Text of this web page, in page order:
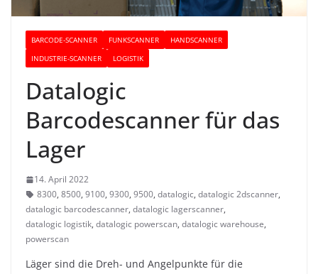
BARCODE-SCANNER FUNKSCANNER
HANDSCANNER
INDUSTRIE-SCANNER
LOGISTIK
Datalogic
Barcodescanner für das
Lager
14. April 2022
8300, 8500, 9100, 9300, 9500, datalogic, datalogic 2dscanner,
datalogic barcodescanner, datalogic lagerscanner,
datalogic logistik, datalogic powerscan, datalogic warehouse,
powerscan
Läger sind die Dreh- und Angelpunkte für die